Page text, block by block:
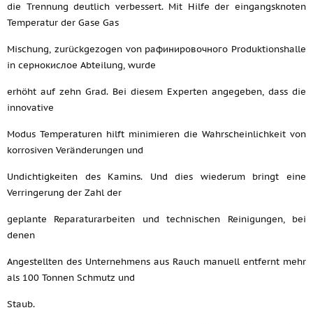
die Trennung deutlich verbessert. Mit Hilfe der eingangsknoten
Temperatur der Gase Gas
Mischung, zurückgezogen von рафинировочного Produktionshalle
in сернокислое Abteilung, wurde
erhöht auf zehn Grad. Bei diesem Experten angegeben, dass die
innovative
Modus Temperaturen hilft minimieren die Wahrscheinlichkeit von
korrosiven Veränderungen und
Undichtigkeiten des Kamins. Und dies wiederum bringt eine
Verringerung der Zahl der
geplante Reparaturarbeiten und technischen Reinigungen, bei
denen
Angestellten des Unternehmens aus Rauch manuell entfernt mehr
als 100 Tonnen Schmutz und
Staub.